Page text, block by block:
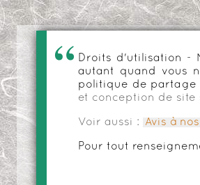
Droits d'utilisation -
autant quand vous
politique de partage
et conception de site
Voir aussi : Avis à
Pour tout